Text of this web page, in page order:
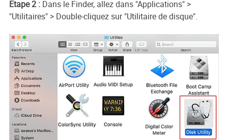
Etape 2 : Dans le Finder, allez dans "Applications" >
"Utilitaires" > Double-cliquez sur "Utilitaire de disque".